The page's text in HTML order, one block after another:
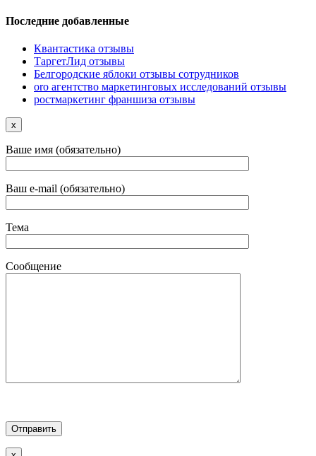
Последние добавленные
Квантастика отзывы
ТаргетЛид отзывы
Белгородские яблоки отзывы сотрудников
oro агентство маркетинговых исследований отзывы
ростмаркетинг франшиза отзывы
x
Ваше имя (обязательно)
Ваш e-mail (обязательно)
Тема
Сообщение